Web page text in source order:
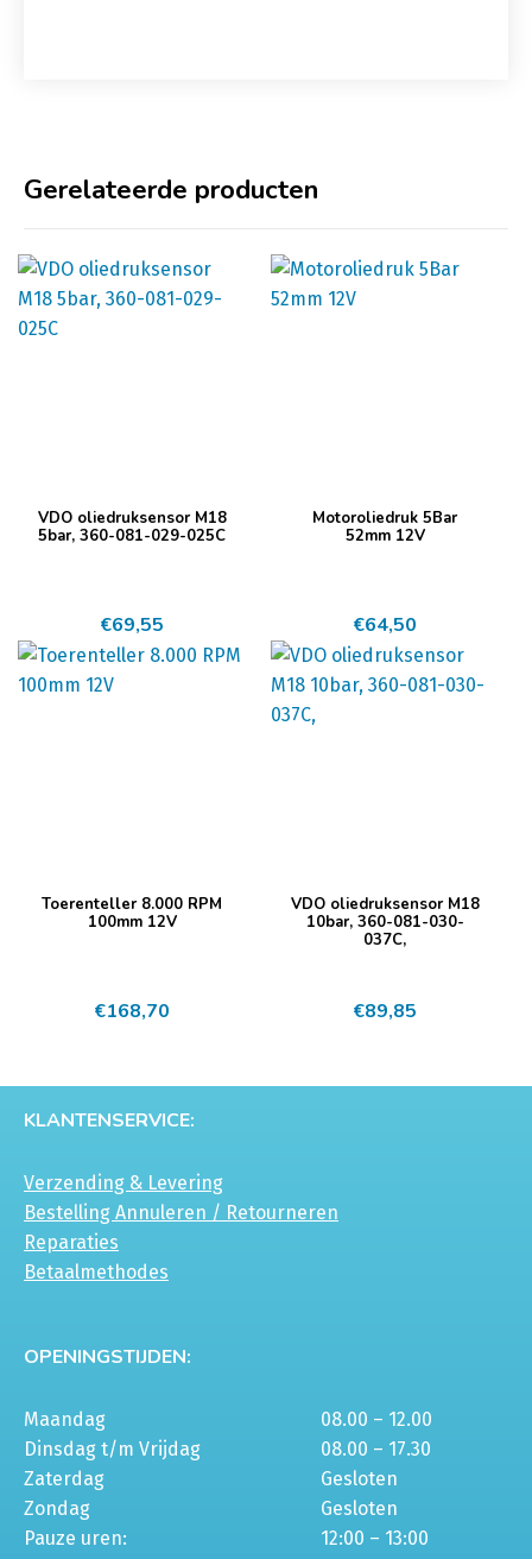
Gerelateerde producten
VDO oliedruksensor M18
5bar, 360-081-029-025C
€69,55
Motoroliedruk 5Bar
52mm 12V
€64,50
Toerenteller 8.000 RPM
100mm 12V
€168,70
VDO oliedruksensor M18
10bar, 360-081-030-
037C,
€89,85
KLANTENSERVICE:
Verzending & Levering
Bestelling Annuleren / Retourneren
Reparaties
Betaalmethodes
OPENINGSTIJDEN:
Maandag
08.00 – 12.00
Dinsdag t/m Vrijdag
08.00 – 17.30
Zaterdag
Gesloten
Zondag
Gesloten
Pauze uren:
12:00 – 13:00